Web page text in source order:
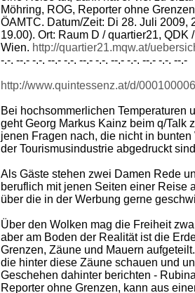
Möhring, ROG, Reporter ohne
ÖAMTC. Datum/Zeit: Di 28. Juli 2009,
19.00). Ort: Raum D / quartier21, QDK
Wien. http://quartier21.mqw.at/
-.-. --.- -.-. --.- -.-. --.- -.-. --.- -.-. --.- -.-. --.-
http://www.quintessenz.at/d/
Bei hochsommerlichen Temperaturen
geht Georg Markus Kainz beim q/Talk
jenen Fragen nach, die nicht in
der Tourismusindustrie abgedruckt
Als Gäste stehen zwei Damen Rede
beruflich mit jenen Seiten einer Reise
über die in der Werbung gerne
Über den Wolken mag die Freiheit
aber am Boden der Realität ist die
Grenzen, Zäune und Mauern
die hinter diese Zäune schauen und
Geschehen dahinter berichten -
Reporter ohne Grenzen, kann aus